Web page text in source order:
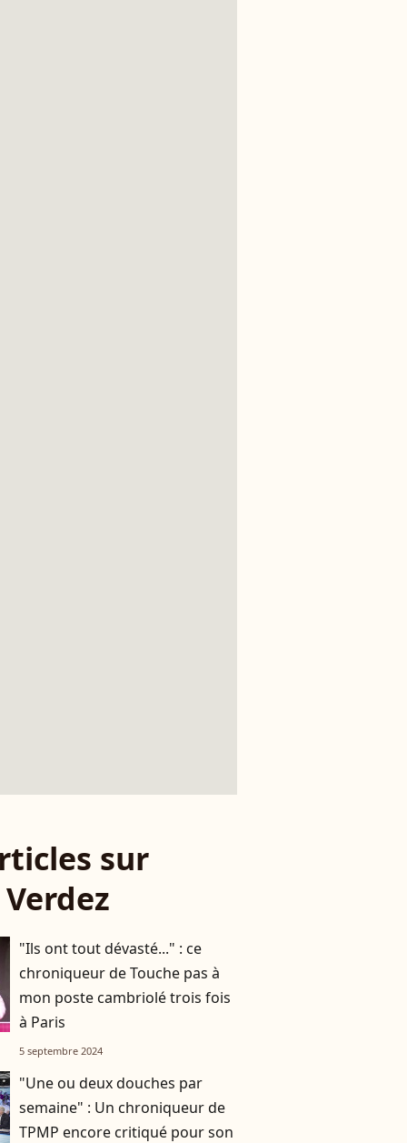
sur
"Ils ont tout dévasté..." : ce
chroniqueur de Touche pas à
mon poste cambriolé trois fois
à Paris
5 septembre 2024
"Une ou deux douches par
semaine" : Un chroniqueur de
TPMP encore critiqué pour son